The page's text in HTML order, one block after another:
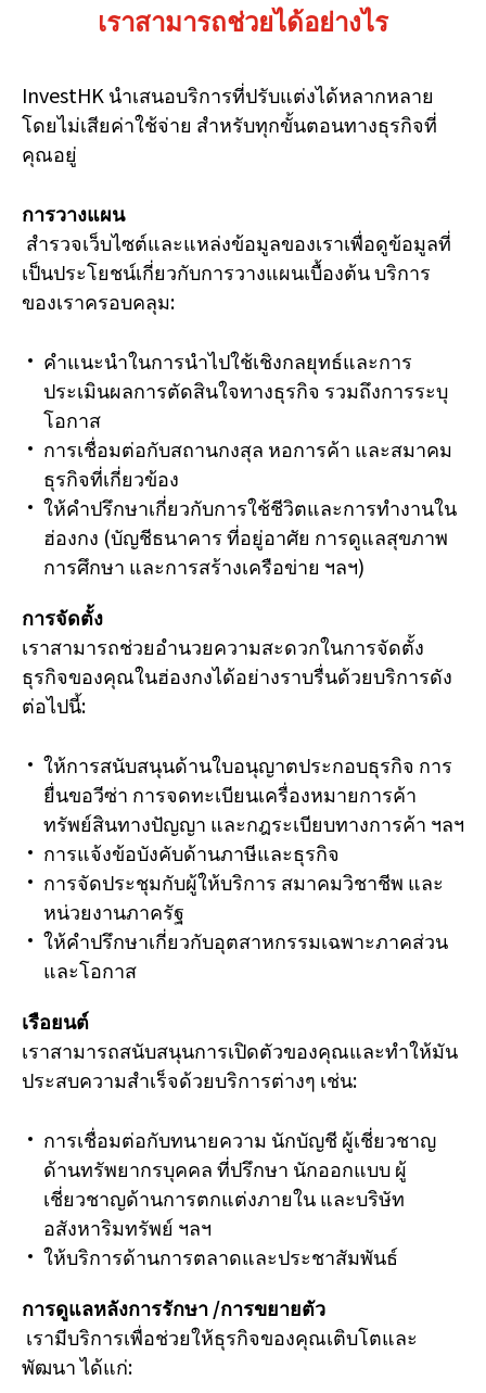
เราสามารถช่วยได้อย่างไร
InvestHK นำเสนอบริการที่ปรับแต่งได้หลากหลาย
โดยไม่เสียค่าใช้จ่าย สำหรับทุกขั้นตอนทางธุรกิจที่
คุณอยู่
การวางแผน
สำรวจเว็บไซต์และแหล่งข้อมูลของเราเพื่อดูข้อมูลที่
เป็นประโยชน์เกี่ยวกับการวางแผนเบื้องต้น บริการ
ของเราครอบคลุม:
คำแนะนำในการนำไปใช้เชิงกลยุทธ์และการ
ประเมินผลการตัดสินใจทางธุรกิจ รวมถึงการระบุ
โอกาส
การเชื่อมต่อกับสถานกงสุล หอการค้า และสมาคม
ธุรกิจที่เกี่ยวข้อง
ให้คำปรึกษาเกี่ยวกับการใช้ชีวิตและการทำงานใน
ฮ่องกง (บัญชีธนาคาร ที่อยู่อาศัย การดูแลสุขภาพ
การศึกษา และการสร้างเครือข่าย ฯลฯ)
การจัดตั้ง
เราสามารถช่วยอำนวยความสะดวกในการจัดตั้ง
ธุรกิจของคุณในฮ่องกงได้อย่างราบรื่นด้วยบริการดัง
ต่อไปนี้:
ให้การสนับสนุนด้านใบอนุญาตประกอบธุรกิจ การ
ยื่นขอวีซ่า การจดทะเบียนเครื่องหมายการค้า
ทรัพย์สินทางปัญญา และกฎระเบียบทางการค้า ฯลฯ
การแจ้งข้อบังคับด้านภาษีและธุรกิจ
การจัดประชุมกับผู้ให้บริการ สมาคมวิชาชีพ และ
หน่วยงานภาครัฐ
ให้คำปรึกษาเกี่ยวกับอุตสาหกรรมเฉพาะภาคส่วน
และโอกาส
เรือยนต์
เราสามารถสนับสนุนการเปิดตัวของคุณและทำให้มัน
ประสบความสำเร็จด้วยบริการต่างๆ เช่น:
การเชื่อมต่อกับทนายความ นักบัญชี ผู้เชี่ยวชาญ
ด้านทรัพยากรบุคคล ที่ปรึกษา นักออกแบบ ผู้
เชี่ยวชาญด้านการตกแต่งภายใน และบริษัท
อสังหาริมทรัพย์ ฯลฯ
ให้บริการด้านการตลาดและประชาสัมพันธ์
การดูแลหลังการรักษา /การขยายตัว
เรามีบริการเพื่อช่วยให้ธุรกิจของคุณเติบโตและ
พัฒนา ได้แก่: